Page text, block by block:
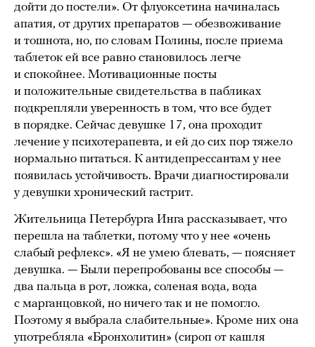
дойти до постели». От флуоксетина начиналась
апатия, от других препаратов — обезвоживание
и тошнота, но, по словам Полины, после приема
таблеток ей все равно становилось легче
и спокойнее. Мотивационные посты
и положительные свидетельства в пабликах
подкрепляли уверенность в том, что все будет
в порядке. Сейчас девушке 17, она проходит
лечение у психотерапевта, и ей до сих пор тяжело
нормально питаться. К антидепрессантам у нее
появилась устойчивость. Врачи диагностировали
у девушки хронический гастрит.
Жительница Петербурга Инга рассказывает, что
перешла на таблетки, потому что у нее «очень
слабый рефлекс». «Я не умею блевать, — поясняет
девушка. — Были перепробованы все способы —
два пальца в рот, ложка, соленая вода, вода
с марганцовкой, но ничего так и не помогло.
Поэтому я выбрала слабительные». Кроме них она
употребляла «Бронхолитин» (сироп от кашля